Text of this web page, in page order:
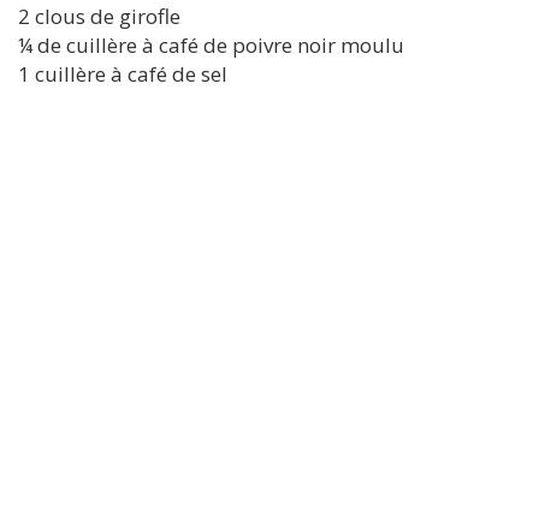
2 clous de girofle
¼ de cuillère à café de poivre noir moulu
1 cuillère à café de sel